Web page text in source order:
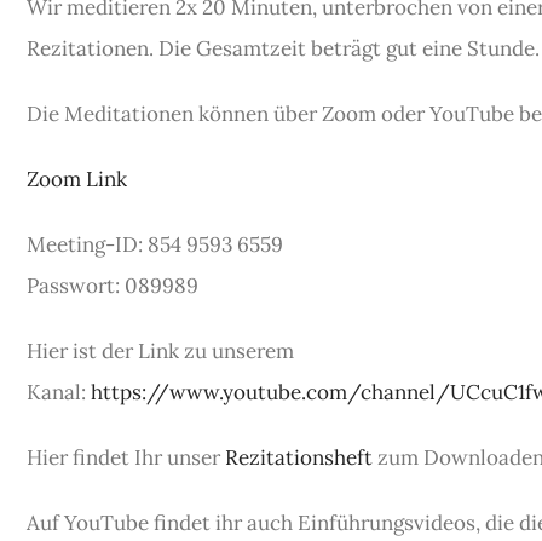
Wir meditieren 2x 20 Minuten, unterbrochen von
Rezitationen. Die Gesamtzeit beträgt gut eine Stunde.
Die Meditationen können über Zoom oder YouTube
Zoom Link
Meeting-ID: 854 9593 6559
Passwort: 089989
Hier ist der Link zu unserem
Kanal:https://www.youtube.com/channel/
Hier findet Ihr unser Rezitationsheftzum
Auf YouTube findet ihr auch Einführungsvideos, die